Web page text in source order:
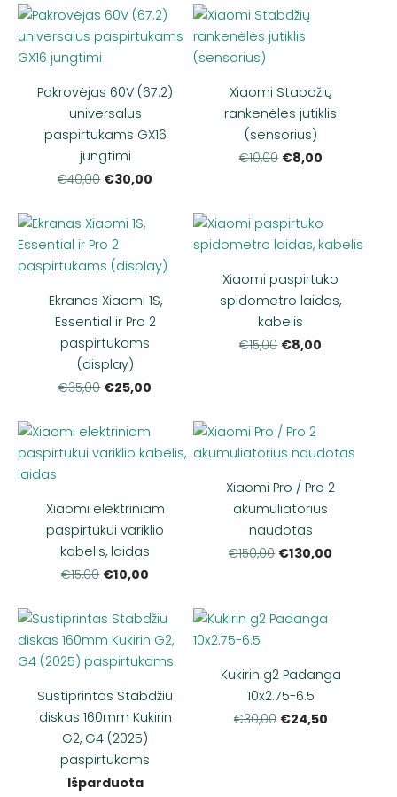
Pakrovėjas 60V (67.2)
universalus
paspirtukams GX16
jungtimi
€40,00 €30,00
Xiaomi Stabdžių
rankenėlės jutiklis
(sensorius)
€10,00 €8,00
Ekranas Xiaomi 1S,
Essential ir Pro 2
paspirtukams
(display)
€35,00 €25,00
Xiaomi paspirtuko
spidometro laidas,
kabelis
€15,00 €8,00
Xiaomi elektriniam
paspirtukui variklio
kabelis, laidas
€15,00 €10,00
Xiaomi Pro / Pro 2
akumuliatorius
naudotas
€150,00 €130,00
Sustiprintas Stabdžiu
diskas 160mm Kukirin
G2, G4 (2025)
paspirtukams
Išparduota
Kukirin g2 Padanga
10x2.75-6.5
€30,00 €24,50